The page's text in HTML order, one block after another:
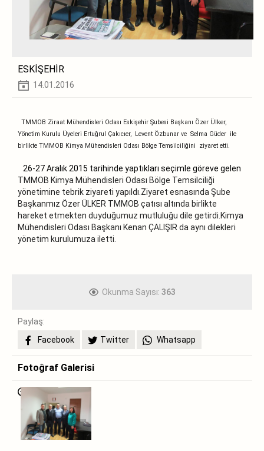
ESKİŞEHİR
14.01.2016
TMMOB Ziraat Mühendisleri Odası Eskişehir Şubesi Başkanı Özer Ülker,
Yönetim Kurulu Üyeleri Ertuğrul Çakıcıer, Levent Özbunar ve Selma Güder ile
birlikte TMMOB Kimya Mühendisleri Odası Bölge Temsilciliğini ziyaret etti.
26-27 Aralık 2015 tarihinde yaptıkları seçimle göreve gelen
TMMOB Kimya Mühendisleri Odası Bölge Temsilciliği
yönetimine tebrik ziyareti yapıldı.Ziyaret esnasında Şube
Başkanmız Özer ÜLKER TMMOB çatısı altında birlikte
hareket etmekten duyduğumuz mutluluğu dile getirdi.Kimya
Mühendisleri Odası Başkanı Kenan ÇALIŞIR da aynı dilekleri
yönetim kurulumuza iletti.
Okunma Sayısı: 363
Paylaş:
Facebook
Twitter Whatsapp
Fotoğraf Galerisi